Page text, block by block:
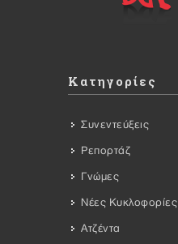
Κατηγορίες
Συνεντεύξεις
Ρεπορτάζ
Γνώμες
Νέες Κυκλοφορίες
Ατζέντα